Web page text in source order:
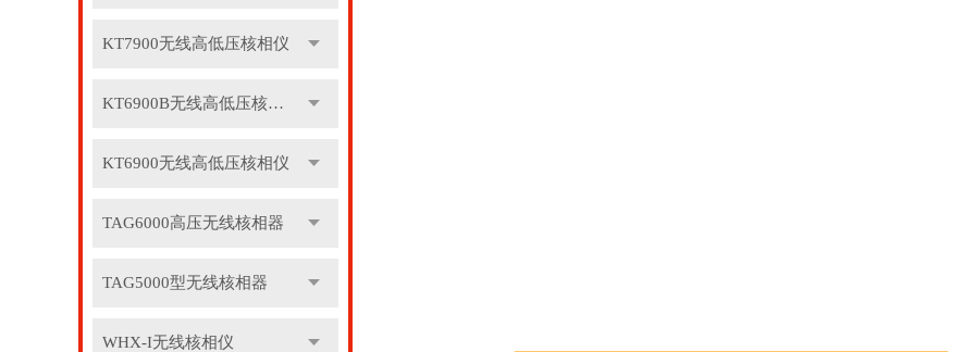
KT7900无线高低压核相仪
KT6900B无线高低压核相仪
KT6900无线高低压核相仪
TAG6000高压无线核相器
TAG5000型无线核相器
WHX-I无线核相仪